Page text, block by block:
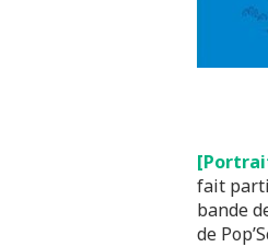
fait
bande
de